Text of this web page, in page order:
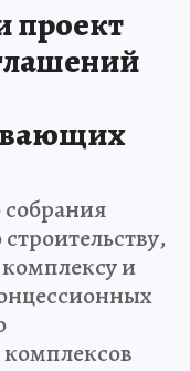
проект
и